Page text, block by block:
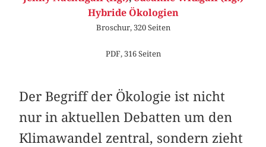
Hybride Ökologien
Broschur, 320 Seiten
PDF, 316 Seiten
Der Begriff der Ökologie ist nicht
nur in aktuellen Debatten um den
Klimawandel zentral, sondern zieht